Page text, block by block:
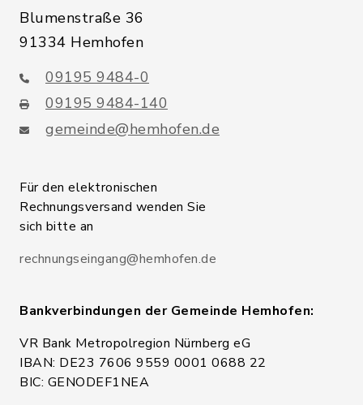
Blumenstraße 36
91334 Hemhofen
09195 9484-0
09195 9484-140
gemeinde@hemhofen.de
Für den elektronischen
Rechnungsversand wenden Sie
sich bitte an
rechnungseingang@hemhofen.de
Bankverbindungen der Gemeinde Hemhofen:
VR Bank Metropolregion Nürnberg eG
IBAN: DE23 7606 9559 0001 0688 22
BIC: GENODEF1NEA